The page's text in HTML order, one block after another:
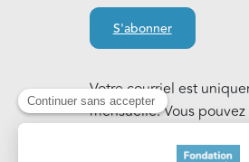
S'abonner
Votre courriel est
mensuelle. Vous
notre Lettre